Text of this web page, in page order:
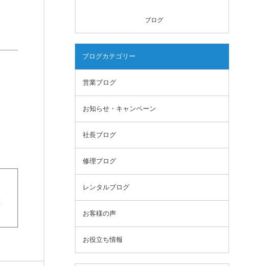
ブログ
ブログカテゴリー
営業ブログ
お知らせ・キャンペーン
社長ブログ
修理ブログ
レンタルブログ
お客様の声
お役立ち情報